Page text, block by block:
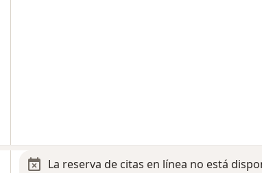
La reserva de citas en línea no está